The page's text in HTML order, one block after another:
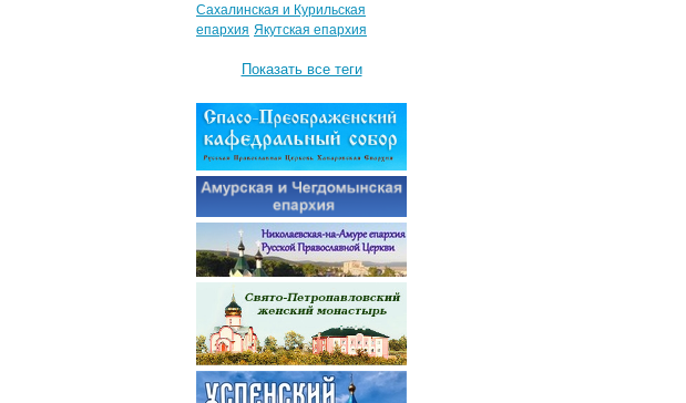
Сахалинская и Курильская
епархия Якутская епархия
Показать все теги